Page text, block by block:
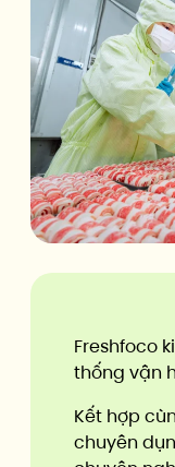
Freshfoco
thống vận
Kết hợp
chuyên